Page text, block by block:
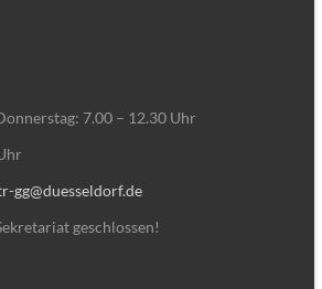
7.00 – 12.30 Uhr
gg@duesseldorf.de
geschlossen!